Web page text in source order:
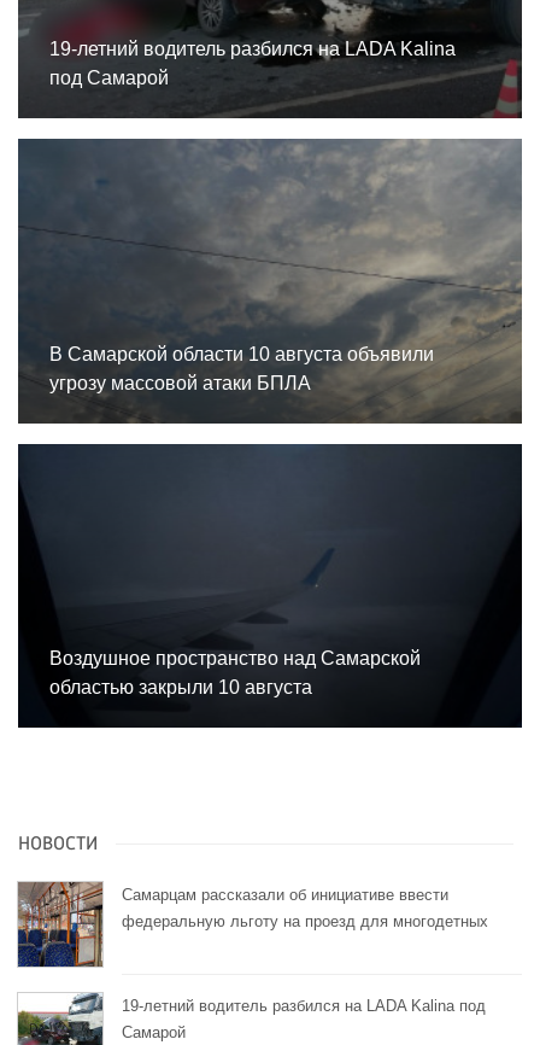
19-летний водитель разбился на LADA Kalina
под Самарой
В Самарской области 10 августа объявили
угрозу массовой атаки БПЛА
Воздушное пространство над Самарской
областью закрыли 10 августа
НОВОСТИ
Самарцам рассказали об инициативе ввести
федеральную льготу на проезд для многодетных
19-летний водитель разбился на LADA Kalina под
Самарой